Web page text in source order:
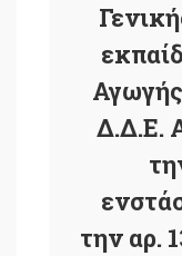
Δ.Δ.Ε.
την αρ.